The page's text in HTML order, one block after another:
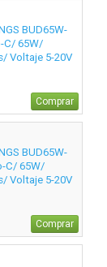
BUD65W-
C/ 65W/
Voltaje 5-20V
Comprar
BUD65W-
C/ 65W/
Voltaje 5-20V
Comprar